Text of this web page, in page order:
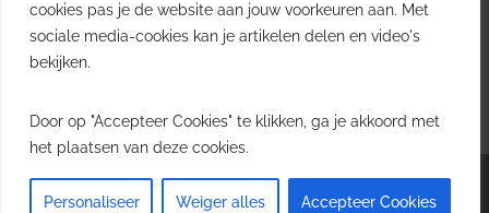
cookies pas je de website aan jouw voorkeuren aan. Met
sociale media-cookies kan je artikelen delen en video's
bekijken.
Door op "Accepteer Cookies" te klikken, ga je akkoord met
het plaatsen van deze cookies.
Personaliseer Weiger alles Accepteer Cookies
Ontvang je gratis
wekelijkse update
Uitschrijven kan altijd.
Copyright © 2026Logistiek.be. All rights reserved.Theme:Envinceby ThemeGrill.